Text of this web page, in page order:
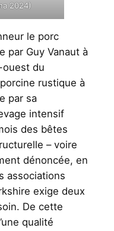
2024)
le porc
par Guy Vanaut à
ouest du
rustique à
par sa
intensif
des bêtes
– voire
dénoncée, en
associations
exige deux
De cette
qualité